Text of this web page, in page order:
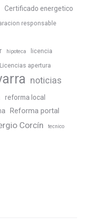
Certificado energetico
responsable
hipoteca licencia
Licencias apertura
noticias
reforma local
Reforma portal
Corcín tecnico